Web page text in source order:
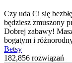
Czy uda Ci się
będziesz zmuszony
Dobrej zabawy!
bogatym i
Betsy
182,856 rozwiązań